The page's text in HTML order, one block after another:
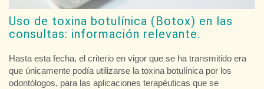
Uso de toxina botulínica (Botox) en las
consultas: información relevante.
Hasta esta fecha, el criterio en vigor que se ha transmitido era
que únicamente podía utilizarse la toxina botulínica por los
odontólogos, para las aplicaciones terapéuticas que se